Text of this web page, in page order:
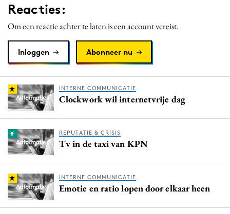
Reacties:
Om een reactie achter te laten is een account vereist.
Inloggen Abonneer nu
INTERNE COMMUNICATIE
Clockwork wil internetvrije dag
REPUTATIE & CRISIS
Tv in de taxi van KPN
INTERNE COMMUNICATIE
Emotie en ratio lopen door elkaar heen